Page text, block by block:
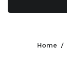
Pervinca
Home /